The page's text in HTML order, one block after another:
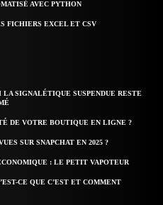
AVEC PYTHON
FICHIERS EXCEL ET CSV
LA SIGNALÉTIQUE SUSPENDUE RESTE
DE VOTRE BOUTIQUE EN LIGNE ?
SUR SNAPCHAT EN 2025 ?
: LE PETIT VAPOTEUR
CE QUE C’EST ET COMMENT